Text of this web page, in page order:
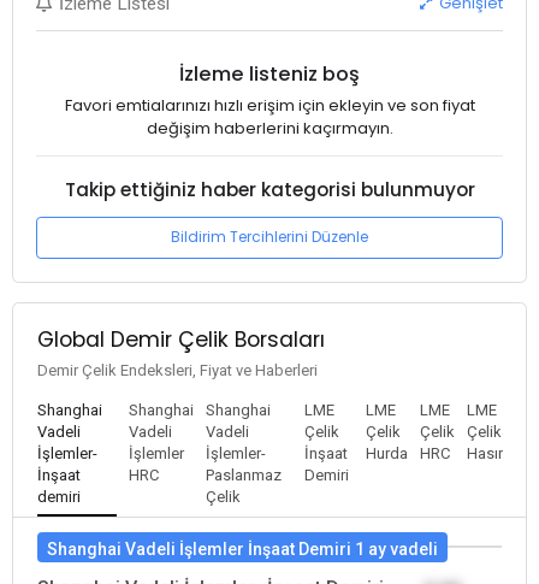
İzleme listeniz boş
Favori emtialarınızı hızlı erişim için ekleyin ve son fiyat
değişim haberlerini kaçırmayın.
Takip ettiğiniz haber kategorisi bulunmuyor
Bildirim Tercihlerini Düzenle
Global Demir Çelik Borsaları
Demir Çelik Endeksleri, Fiyat ve Haberleri
Shanghai
Vadeli
İşlemler-
İnşaat
demiri
Shanghai
Vadeli
İşlemler
HRC
Shanghai
Vadeli
İşlemler-
Paslanmaz
Çelik
LME
Çelik
İnşaat
Demiri
LME
Çelik
Hurda
LME
Çelik
HRC
LME
Çelik
Hasır
Shanghai Vadeli İşlemler İnşaat Demiri 1 ay vadeli